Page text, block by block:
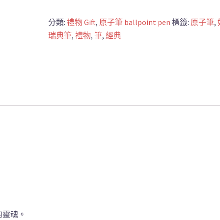
分類: 禮物 Gift, 原子筆 ballpoint pen 標籤: 原子筆,
瑞典筆, 禮物, 筆, 經典
魂。